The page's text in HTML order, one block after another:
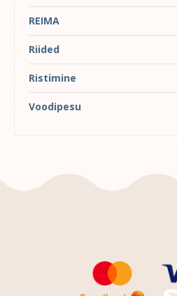
REIMA
Riided
Ristimine
Voodipesu